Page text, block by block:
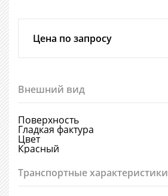
Цена по запросу
Внешний вид
Поверхность
Гладкая фактура
Цвет
Красный
Транспортные характеристики